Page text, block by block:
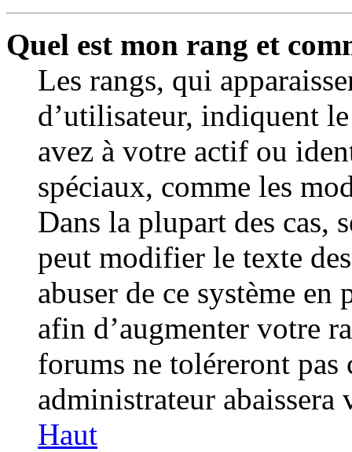
Quel est mon rang et
Les rangs, qui
d’utilisateur, indiquent
avez à votre actif ou
spéciaux, comme les
Dans la plupart des cas,
peut modifier le texte
abuser de ce système
afin d’augmenter votre
forums ne toléreront pas
administrateur abaissera
Haut